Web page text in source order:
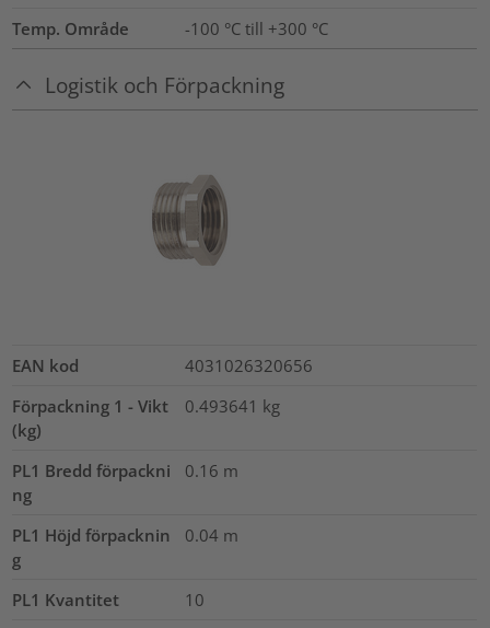
Temp. Område -100 °C till +300 °C
Logistik och Förpackning
EAN kod
4031026320656
Förpackning 1 - Vikt
(kg)
0.493641 kg
PL1 Bredd förpackni
ng
0.16 m
PL1 Höjd förpacknin
g
0.04 m
PL1 Kvantitet
10